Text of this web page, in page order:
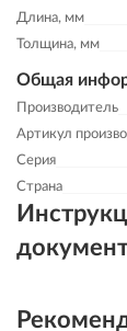
Длина, мм
Толщина, мм
Общая
Производитель
Артикул
Серия
Страна